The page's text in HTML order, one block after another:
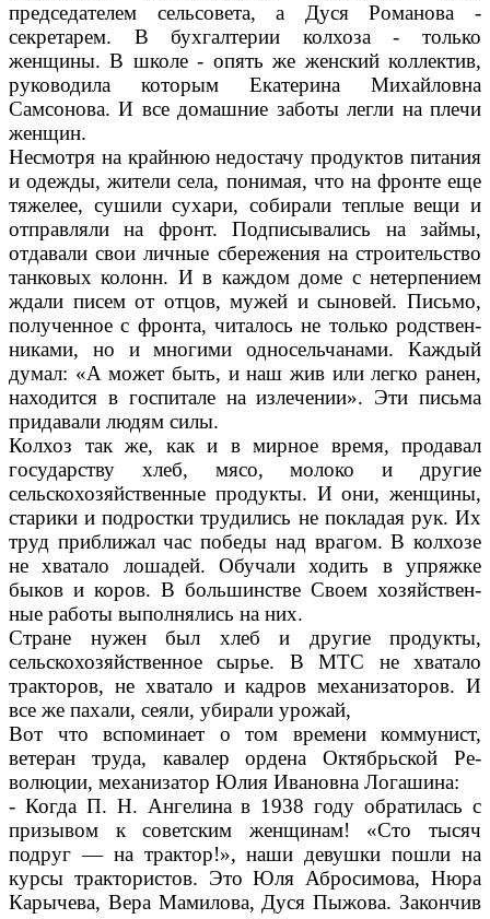
председате­лем сельсовета, а Дуся Романова -
секретарем. В бухгалтерии колхо­за - только
женщины. В школе - опять же женский коллектив,
ру­ководила которым Екатерина Ми­хайловна
Самсонова. И все до­машние заботы легли на плечи
женщин.
Несмотря на крайнюю недоста­чу продуктов питания
и одежды, жители села, понимая, что на фронте еще
тяжелее, сушили су­хари, собирали теплые вещи и
отправляли на фронт. Подписы­вались на займы,
отдавали свои личные сбережения на строитель­ство
танковых колонн. И в каж­дом доме с нетерпением
ждали писем от отцов, мужей и сыно­вей. Письмо,
полученное с фрон­та, читалось не только родствен­
никами, но и многими односель­чанами. Каждый
думал: «А может быть, и наш жив или легко ра­нен,
находится в госпитале на излечении». Эти письма
придава­ли людям силы.
Колхоз так же, как и в мирное время, продавал
государству хлеб, мясо, молоко и другие
сельскохозяйственные продукты. И они, женщины,
старики и под­ростки трудились не покладая рук. Их
труд приближал час по­беды над врагом. В колхозе
не хватало лошадей. Обучали ходить в упряжке
быков и коров. В большинстве Своем хозяйствен­
ные работы выполнялись на них.
Стране нужен был хлеб и дру­гие продукты,
сельскохозяйствен­ное сырье. В МТС не хватало
тракторов, не хватало и кадров механизаторов. И
все же пахали, сеяли, убирали урожай,
Вот что вспоминает о том вре­мени коммунист,
ветеран труда, кавалер ордена Октябрьской Ре­
волюции, механизатор Юлия Ива­новна Логашина:
- Когда П. Н. Ангелина в 1938 году обратилась с
призы­вом к советским женщинам! «Сто тысяч
подруг — на трактор!», наши девушки пошли на
курсы трактористов. Это Юля Аброси­мова, Нюра
Карычева, Вера Мамилова, Дуся Пыжова. Закончив